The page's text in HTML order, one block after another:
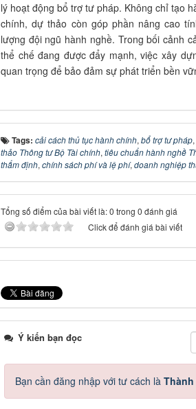
lý hoạt động bổ trợ tư pháp. Không chỉ tạo
chính, dự thảo còn góp phần nâng cao
lượng đội ngũ hành nghề. Trong bối cảnh
thể chế đang được đẩy mạnh, việc xây
quan trọng để bảo đảm sự phát triển bền
Tags: cải cách thủ tục hành chính, bổ trợ tư pháp,
thảo Thông tư Bộ Tài chính, tiêu chuẩn hành nghề
thẩm định, chính sách phí và lệ phí, doanh nghiệp
Tổng số điểm của bài viết là: 0 trong 0 đánh giá
Click để đánh giá bài viết
Ý kiến bạn đọc
Bạn cần đăng nhập với tư cách là